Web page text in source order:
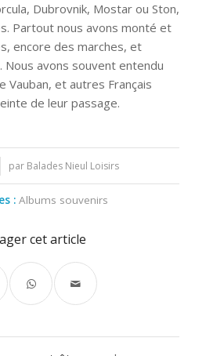
Dubrovnik, Mostar ou Ston,
Partout nous avons monté et
encore des marches, et
avons souvent entendu
Vauban, et autres Français
de leur passage.
par Balades Nieul Loisirs
: Albums souvenirs
cet article